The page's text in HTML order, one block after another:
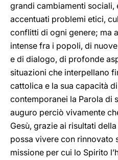
grandi cambiamenti
accentuati problemi etici,
conflitti di ogni genere; ma
intense fra i popoli, di
e di dialogo, di profonde
situazioni che interpellano
cattolica e la sua capacità
contemporanei la Parola di
auguro perciò vivamente
Gesù, grazie ai risultati
possa vivere con rinnovato
missione per cui lo Spirito